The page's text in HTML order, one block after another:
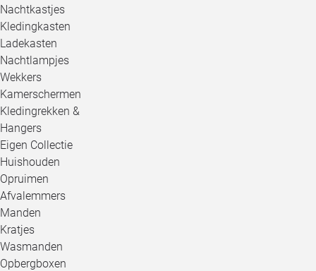
Nachtkastjes
Kledingkasten
Ladekasten
Nachtlampjes
Wekkers
Kamerschermen
Kledingrekken &
Hangers
Eigen Collectie
Huishouden
Opruimen
Afvalemmers
Manden
Kratjes
Wasmanden
Opbergboxen